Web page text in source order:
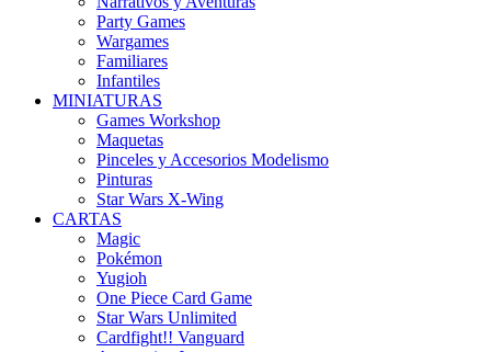
Party Games
Wargames
Familiares
Infantiles
MINIATURAS
Games Workshop
Maquetas
Pinceles y Accesorios Modelismo
Pinturas
Star Wars X-Wing
CARTAS
Magic
Pokémon
Yugioh
One Piece Card Game
Star Wars Unlimited
Cardfight!! Vanguard